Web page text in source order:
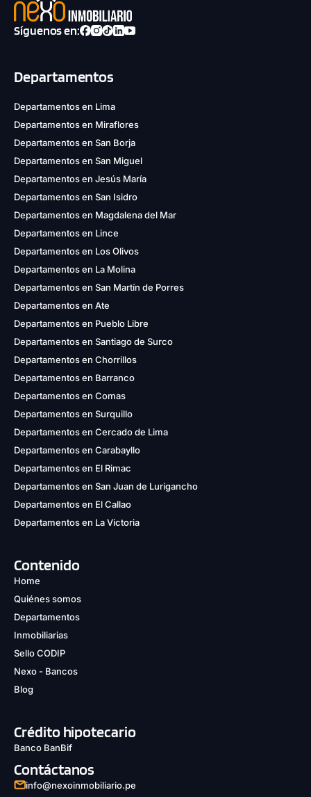
Síguenos en:
Departamentos
Departamentos en Lima
Departamentos en Miraflores
Departamentos en San Borja
Departamentos en San Miguel
Departamentos en Jesús María
Departamentos en San Isidro
Departamentos en Magdalena del Mar
Departamentos en Lince
Departamentos en Los Olivos
Departamentos en La Molina
Departamentos en San Martín de Porres
Departamentos en Ate
Departamentos en Pueblo Libre
Departamentos en Santiago de Surco
Departamentos en Chorrillos
Departamentos en Barranco
Departamentos en Comas
Departamentos en Surquillo
Departamentos en Cercado de Lima
Departamentos en Carabayllo
Departamentos en El Rimac
Departamentos en San Juan de Lurigancho
Departamentos en El Callao
Departamentos en La Victoria
Contenido
Home
Quiénes somos
Departamentos
Inmobiliarias
Sello CODIP
Nexo - Bancos
Blog
Crédito hipotecario
Banco BanBif
Contáctanos
info@nexoinmobiliario.pe